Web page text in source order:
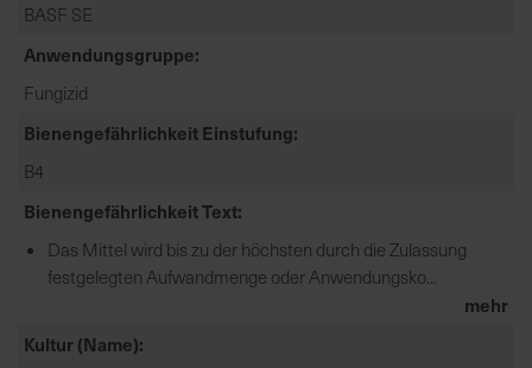
BASF SE
Anwendungsgruppe
Fungizid
Bienengefährlichkeit Einstufung
B4
Bienengefährlichkeit Text
Das Mittel wird bis zu der höchsten durch die Zulassung
festgelegten Aufwandmenge oder Anwendungsko...
mehr
Kultur (Name)